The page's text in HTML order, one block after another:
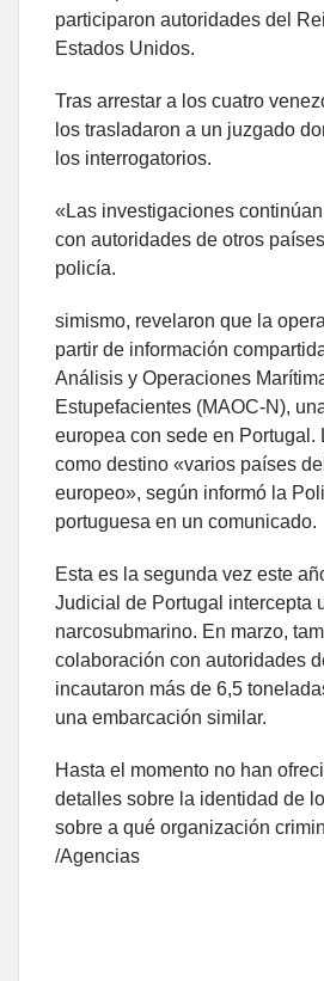
participaron autoridades del
Estados Unidos.
Tras arrestar a los cuatro
los trasladaron a un juzgado
los interrogatorios.
«Las investigaciones
con autoridades de otros
policía.
simismo, revelaron que la
partir de información
Análisis y Operaciones
Estupefacientes (MAOC-N),
europea con sede en Portugal.
como destino «varios países
europeo», según informó la
portuguesa en un comunicado.
Esta es la segunda vez este
Judicial de Portugal intercepta
narcosubmarino. En marzo,
colaboración con autoridades
incautaron más de 6,5
una embarcación similar.
Hasta el momento no han
detalles sobre la identidad de
sobre a qué organización
/Agencias